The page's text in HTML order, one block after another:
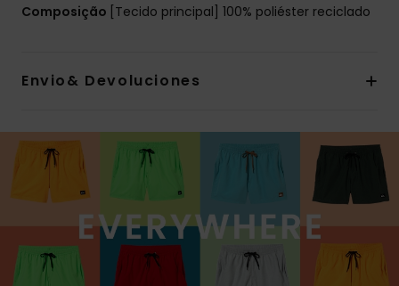
Composição [Tecido principal] 100% poliéster reciclado
Envio& Devoluciones